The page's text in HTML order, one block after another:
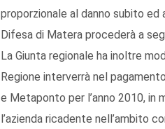
proporzionale al danno subito
Difesa di Matera procederà a
La Giunta regionale ha inoltre
Regione interverrà nel
e Metaponto per l’anno 2010, in
l’azienda ricadente nell’ambito